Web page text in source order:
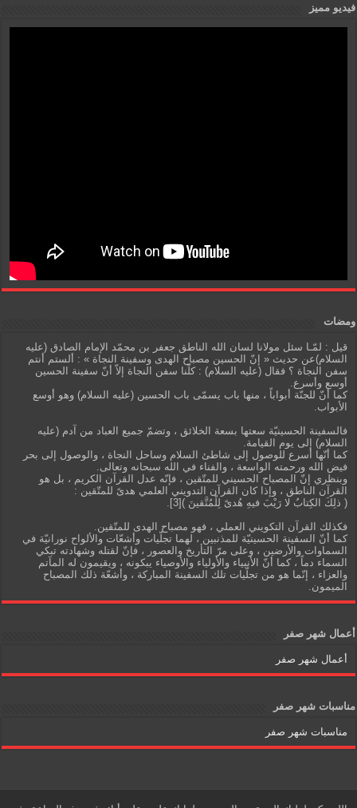
فيديو مميز
ومضات
قيل : لمّـا سئل مولانا لسان الله الناطق جعفر بن محمّد الإمام الصادق (عليه
السلام)عن حديث « إنّ الحسين مصباح الهدى وسفينة النجاة » : ألستم أنتم
سفن النجاة ؟ فقال (عليه السلام) : كلّنا سفن النجاة إلاّ أنّ سفينة الحسين
أوسع وأسرع.
كما أنّ للجنّة أبواباً ، منها باب يسمّى باب الحسين (عليه السلام) وهو أوسع
الأبواب.
فالسفينة الحسينيّة سعتها بسعة الخلائق ، وتضمّ جميع العباد من آدم (عليه
السلام) إلى يوم القيامة.
كما أنّها أسرع للوصول إلى شاطئ السلام وساحل النجاة ، والوصول إلى بحر
فيض الله ورحمته الواسعة ، والفناء في الله سبحانه وتعالى.
وبنظري إنّ المصباح الحسيني للمتّقين ، فإنّه عدل القرآن الكريم ، بل هو
القرآن الناطق ، وإذا كان القرآن التدويني العلمي هدىً للمتّقين :
( ذلِكَ الكِتابُ لا رَيْبَ فيهِ هُدىً لِلْمُتَّقينَ )[3].
فكذلك القرآن التكويني العملي ، فهو مصباح الهدى للمتّقين.
كما أنّ السفينة الحسينيّة للمذنبين ، لهما تجلّيات وأشعّات والألواح نورانيّة في
السماوات والأرضين ، وعلى مرّ التأريخ والعصور ، فإنّ لقتله وشهادته تبكي
السماء دماً ، كما أنّ الأنبياء والأولياء والأوصياء يبكونه ، ويقيمون له المآتم
والعزاء ، إنّما هو من تجلّيات تلك السفينة المباركة ، وأشعّة ذلك المصباح
الميمون.
أعمال شهر صفر
أعمال شهر صفر
مناسبات شهر صفر
مناسبات شهر صفر